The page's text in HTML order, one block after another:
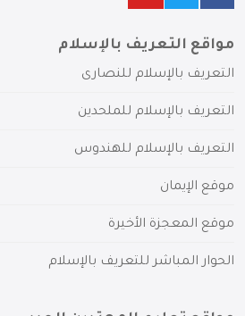
مواقع التعريف بالإسلام
التعريف بالإسلام للنصارى
التعريف بالإسلام للملحدين
التعريف بالإسلام للهندوس
موقع الإيمان
موقع المعجزة الأخيرة
الحوار المباشر للتعريف بالإسلام